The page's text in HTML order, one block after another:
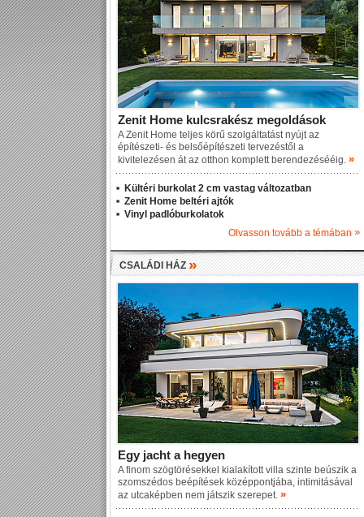
Zenit Home kulcsrakész megoldások
A Zenit Home teljes körű szolgáltatást nyújt az
építészeti- és belsőépítészeti tervezéstől a
kivitelezésen át az otthon komplett berendezésééig. »
Kültéri burkolat 2 cm vastag változatban
Zenit Home beltéri ajtók
Vinyl padlóburkolatok
Olvasson tovább a témában »
CSALÁDI HÁZ»
Egy jacht a hegyen
A finom szögtörésekkel kialakított villa szinte beúszik a
szomszédos beépítések középpontjába, intimitásával
az utcaképben nem játszik szerepet. »